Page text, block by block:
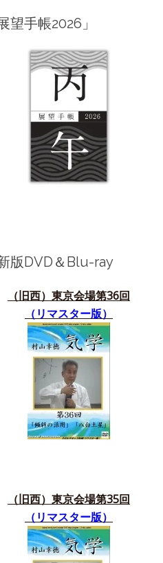
望手帳2026」
版DVD＆Blu-ray
（旧西）東京会場第36回
（リマスター版）
（旧西）東京会場第35回
（リマスター版）